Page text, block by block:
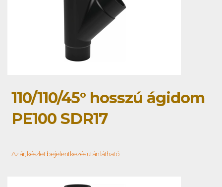
110/110/45° hosszú ágidom
PE100 SDR17
Az ár, készlet bejelentkezés után látható